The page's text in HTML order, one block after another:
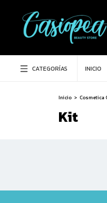
CATEGORÍAS INICIO
Inicio > Cosmetica
Kit